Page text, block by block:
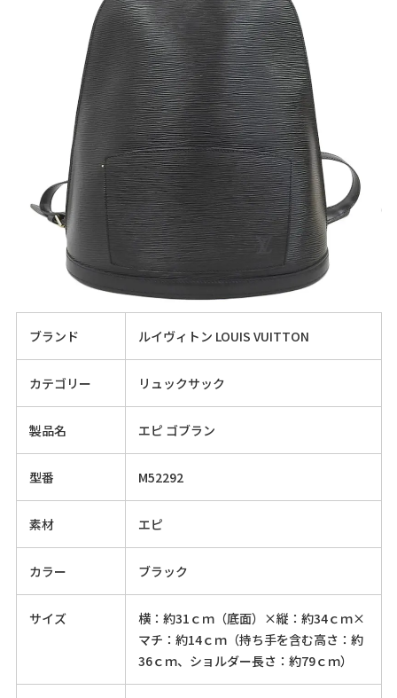
ブランド ルイヴィトン LOUIS VUITTON
カテゴリー リュックサック
製品名 エピ ゴブラン
型番 M52292
素材 エピ
カラー ブラック
サイズ
横：約31ｃｍ（底面）×縦：約34ｃｍ×
マチ：約14ｃｍ（持ち手を含む高さ：約
36ｃｍ、ショルダー長さ：約79ｃｍ）